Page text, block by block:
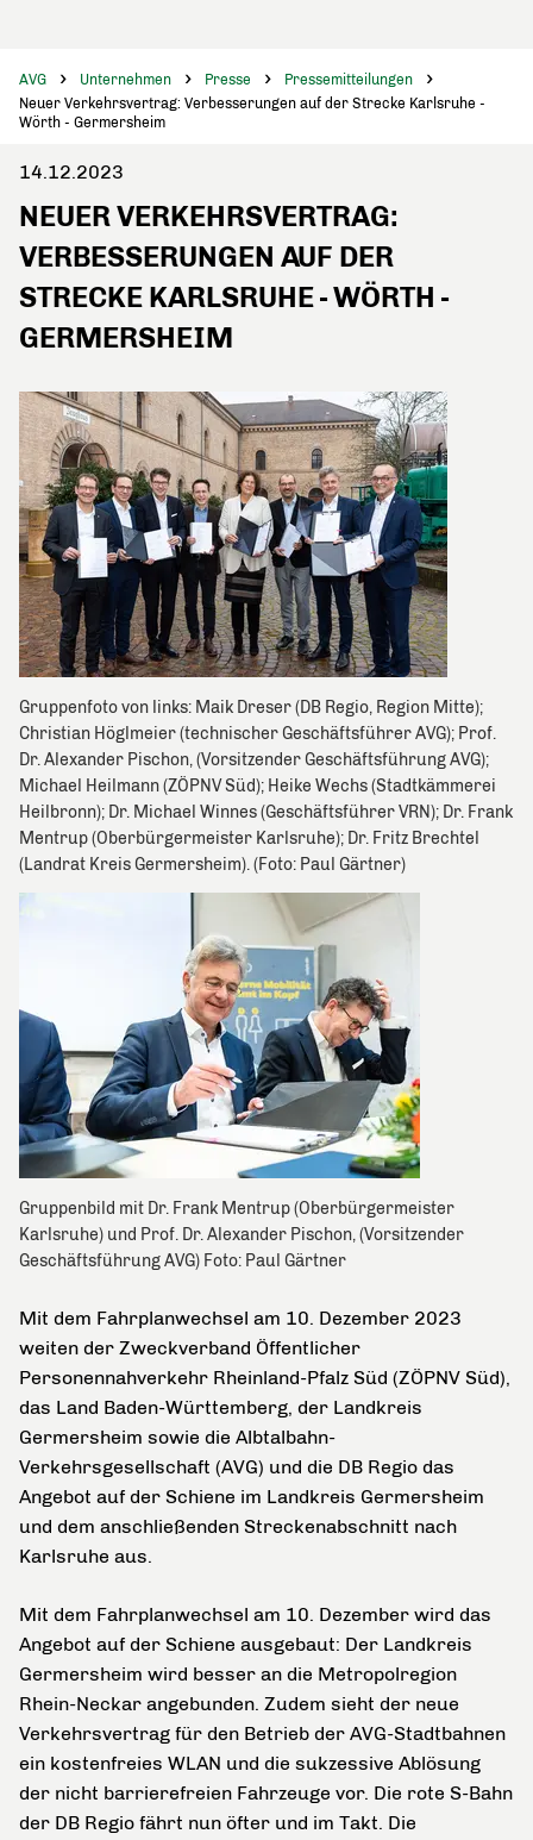
AVG Unternehmen Presse
Pressemitteilungen
Neuer Verkehrsvertrag: Verbesserungen auf der Strecke Karlsruhe -
Wörth - Germersheim
14.12.2023
NEUER VERKEHRSVERTRAG:
VERBESSERUNGEN AUF DER
STRECKE KARLSRUHE - WÖRTH -
GERMERSHEIM
Gruppenfoto von links: Maik Dreser (DB Regio, Region Mitte);
Christian Höglmeier (technischer Geschäftsführer AVG); Prof.
Dr. Alexander Pischon, (Vorsitzender Geschäftsführung AVG);
Michael Heilmann (ZÖPNV Süd); Heike Wechs (Stadtkämmerei
Heilbronn); Dr. Michael Winnes (Geschäftsführer VRN); Dr. Frank
Mentrup (Oberbürgermeister Karlsruhe); Dr. Fritz Brechtel
(Landrat Kreis Germersheim). (Foto: Paul Gärtner)
Gruppenbild mit Dr. Frank Mentrup (Oberbürgermeister
Karlsruhe) und Prof. Dr. Alexander Pischon, (Vorsitzender
Geschäftsführung AVG) Foto: Paul Gärtner
Mit dem Fahrplanwechsel am 10. Dezember 2023
weiten der Zweckverband Öffentlicher
Personennahverkehr Rheinland-Pfalz Süd (ZÖPNV Süd),
das Land Baden-Württemberg, der Landkreis
Germersheim sowie die Albtalbahn-
Verkehrsgesellschaft (AVG) und die DB Regio das
Angebot auf der Schiene im Landkreis Germersheim
und dem anschließenden Streckenabschnitt nach
Karlsruhe aus.
Mit dem Fahrplanwechsel am 10. Dezember wird das
Angebot auf der Schiene ausgebaut: Der Landkreis
Germersheim wird besser an die Metropolregion
Rhein-Neckar angebunden. Zudem sieht der neue
Verkehrsvertrag für den Betrieb der AVG-Stadtbahnen
ein kostenfreies WLAN und die sukzessive Ablösung
der nicht barrierefreien Fahrzeuge vor. Die rote S-Bahn
der DB Regio fährt nun öfter und im Takt. Die